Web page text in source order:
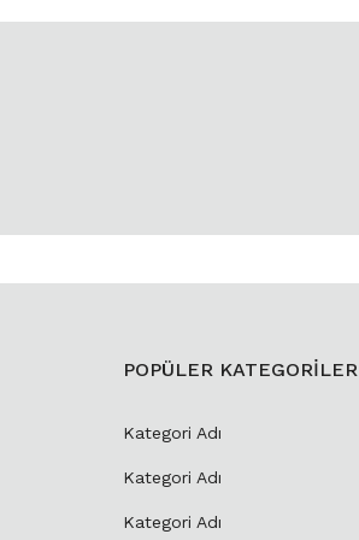
POPÜLER KATEGORİLER
Kategori Adı
Kategori Adı
Kategori Adı